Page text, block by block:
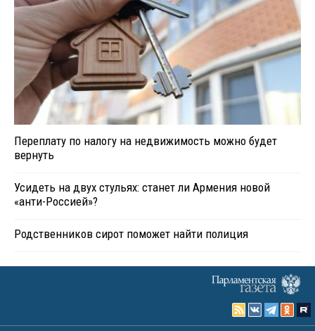
Переплату по налогу на недвижимость можно будет
вернуть
Усидеть на двух стульях: станет ли Армения новой
«анти-Россией»?
Родственников сирот поможет найти полиция